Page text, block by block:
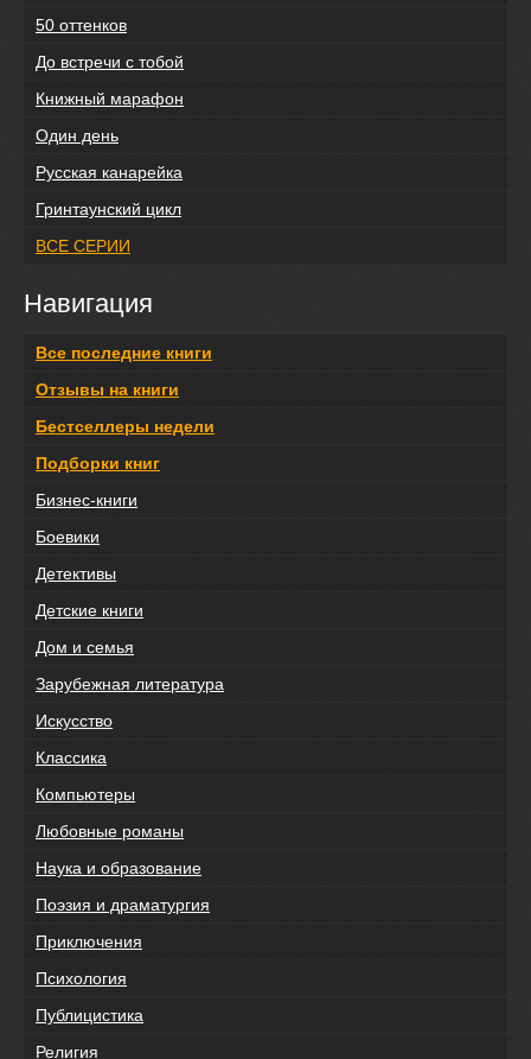
50 оттенков
До встречи с тобой
Книжный марафон
Один день
Русская канарейка
Гринтаунский цикл
ВСЕ СЕРИИ
Навигация
Все последние книги
Отзывы на книги
Бестселлеры недели
Подборки книг
Бизнес-книги
Боевики
Детективы
Детские книги
Дом и семья
Зарубежная литература
Искусство
Классика
Компьютеры
Любовные романы
Наука и образование
Поэзия и драматургия
Приключения
Психология
Публицистика
Религия